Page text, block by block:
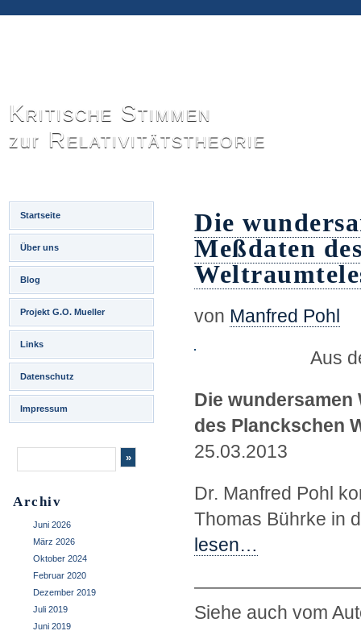
Kritische Stimmen
zur Relativitätstheorie
Startseite
Über uns
Blog
Projekt G.O. Mueller
Links
Datenschutz
Impressum
Archiv
Juni 2026
März 2026
Oktober 2024
Februar 2020
Dezember 2019
Juli 2019
Juni 2019
Die
Meßdaten
von Manfred Pohl
Aus
Die wundersamen
des Planckschen
25.03.2013
Dr. Manfred Pohl
Thomas Bührke in
lesen…
Siehe auch vom